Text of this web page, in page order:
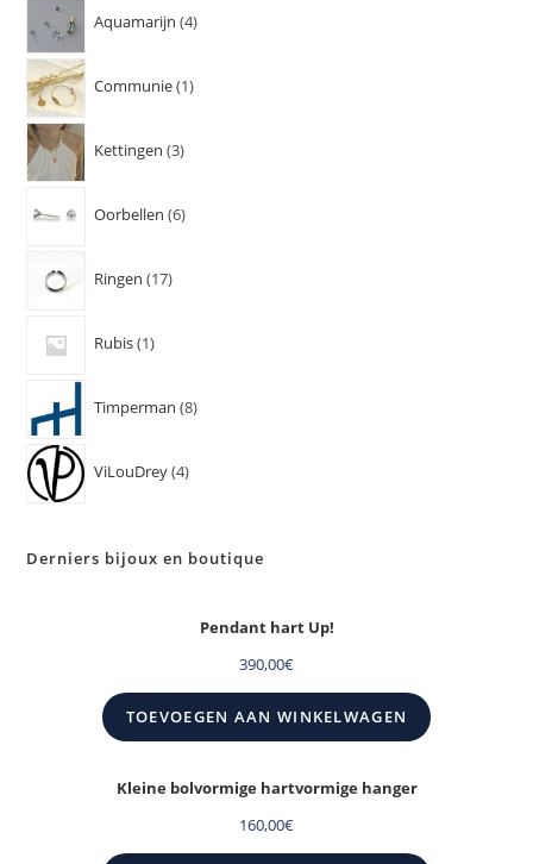
Aquamarijn 4
Communie 1
Kettingen 3
Oorbellen 6
Ringen 17
Rubis 1
Timperman 8
ViLouDrey 4
Derniers bijoux en boutique
Pendant hart Up!
390,00€
TOEVOEGEN AAN WINKELWAGEN
Kleine bolvormige hartvormige hanger
160,00€